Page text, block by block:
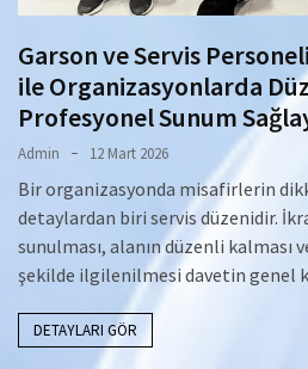
Garson ve Servis
ile Organizasyonlarda
Profesyonel Sunum
Admin 12 Mart 2026
Bir organizasyonda misafirlerin
detaylardan biri servis düzenidir.
sunulması, alanın düzenli kalması
şekilde ilgilenilmesi davetin genel
DETAYLARI GÖR